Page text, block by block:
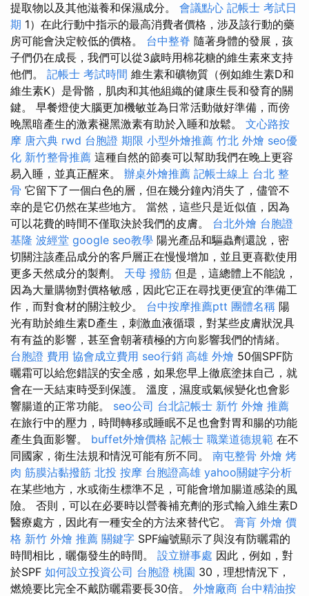
提取物以及其他滋養和保濕成分。 會議點心 記帳士 考試日
期 1）在此行動中指示的最高消費者價格，涉及該行動的藥
房可能會決定較低的價格。 台中整脊 隨著身體的發展，孩
子們仍在成長，我們可以從3歲時用棉花糖的維生素來支持
他們。 記帳士 考試時間 維生素和礦物質（例如維生素D和
維生素K）是骨骼，肌肉和其他組織的健康生長和發育的關
鍵。 早餐燈使大腦更加機敏並為日常活動做好準備，而傍
晚黑暗產生的激素褪黑激素有助於入睡和放鬆。 文心路按
摩 唐六典 rwd 台胞證 期限 小型外燴推薦 竹北 外燴 seo優
化 新竹整骨推薦 這種自然的節奏可以幫助我們在晚上更容
易入睡，並真正醒來。 辦桌外燴推薦 記帳士線上 台北 整
骨 它留下了一個白色的層，但在幾分鐘內消失了，儘管不
幸的是它仍然在某些地方。 當然，這些只是近似值，因為
可以花費的時間不僅取決於我們的皮膚。 台北外燴 台胞證
基隆 波經堂 google seo教學 陽光產品和驅蟲劑還說，密
切關注該產品成分的客戶層正在慢慢增加，並且更喜歡使用
更多天然成分的製劑。 天母 撥筋 但是，這總體上不能說，
因為大量購物對價格敏感，因此它正在尋找更便宜的準備工
作，而對食材的關注較少。 台中按摩推薦ptt 團體名稱 陽
光有助於維生素D產生，刺激血液循環，對某些皮膚狀況具
有有益的影響，甚至會朝著積極的方向影響我們的情緒。
台胞證 費用 協會成立費用 seo行銷 高雄 外燴 50個SPF防
曬霜可以給您錯誤的安全感，如果您早上徹底塗抹自己，就
會在一天結束時受到保護。 溫度，濕度或氣候變化也會影
響腸道的正常功能。 seo公司 台北記帳士 新竹 外燴 推薦
在旅行中的壓力，時間轉移或睡眠不足也會對胃和腸的功能
產生負面影響。 buffet外燴價格 記帳士 職業道德規範 在不
同國家，衛生法規和情況可能有所不同。 南屯整骨 外燴 烤
肉 筋膜沾黏撥筋 北投 按摩 台胞證高雄 yahoo關鍵字分析
在某些地方，水或衛生標準不足，可能會增加腸道感染的風
險。 否則，可以在必要時以營養補充劑的形式輸入維生素D
醫療處方，因此有一種安全的方法來替代它。 膏肓 外燴 價
格 新竹 外燴 推薦 關鍵字 SPF編號顯示了與沒有防曬霜的
時間相比，曬傷發生的時間。 設立辦事處 因此，例如，對
於SPF 如何設立投資公司 台胞證 桃園 30，理想情況下，
燃燒要比完全不戴防曬霜要長30倍。 外燴廠商 台中精油按